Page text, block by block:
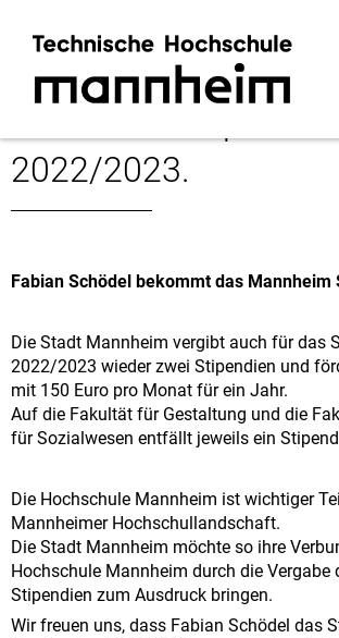
2022/2023.
Fabian Schödel bekommt das Mannheim
Die Stadt Mannheim vergibt auch für das
2022/2023 wieder zwei Stipendien und
mit 150 Euro pro Monat für ein Jahr.
Auf die Fakultät für Gestaltung und die
für Sozialwesen entfällt jeweils ein
Die Hochschule Mannheim ist wichtiger
Mannheimer Hochschullandschaft.
Die Stadt Mannheim möchte so ihre
Hochschule Mannheim durch die Vergabe
Stipendien zum Ausdruck bringen.
Wir freuen uns, dass Fabian Schödel das